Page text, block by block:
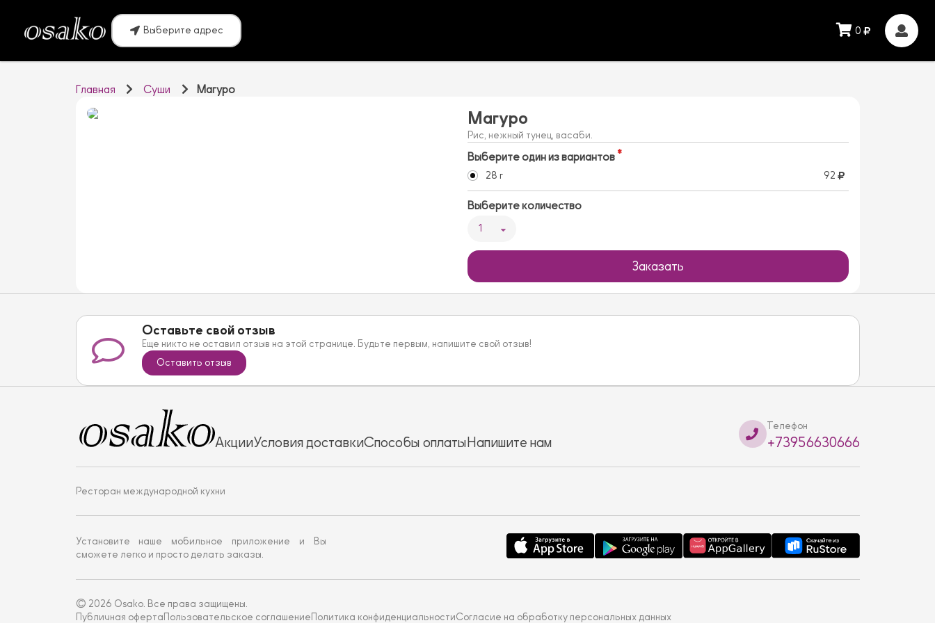
Выберите адрес 0
Главная Суши Магуро
Магуро
Рис, нежный тунец, васаби.
Выберите один из вариантов
28 г 92
Выберите количество
1
Заказать
Оставьте свой отзыв
Еще никто не оставил отзыв на этой странице. Будьте первым, напишите свой отзыв!
Оставить отзыв
АкцииУсловия доставкиСпособы оплатыНапишите нам
Телефон
+73956630666
Ресторан международной кухни
Установите наше мобильное приложение и Вы
сможете легко и просто делать заказы.
© 2026 Osako. Все права защищены.
Публичная оферта Пользовательское соглашение Политика конфиденциальностиСогласие на обработку персональных данных